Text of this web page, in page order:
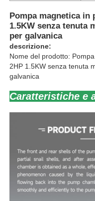
Prodotti
Video
Pompa magnetica in
1.5KW senza tenuta
per galvanica
descrizione:
Nome del prodotto:
2HP 1.5KW senza tenuta
galvanica
Caratteristiche e